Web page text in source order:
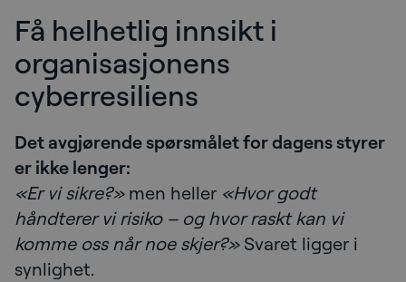
Få helhetlig innsikt i
organisasjonens
cyberresiliens
Det avgjørende spørsmålet for dagens styrer
er ikke lenger:
«Er vi sikre?»men heller «Hvor godt
håndterer vi risiko – og hvor raskt kan vi
komme oss når noe skjer?»Svaret ligger i
synlighet.